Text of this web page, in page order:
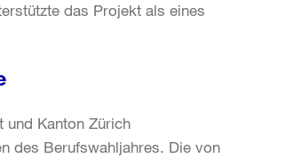
das Projekt als eines
und Kanton Zürich
des Berufswahljahres. Die von